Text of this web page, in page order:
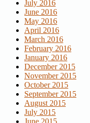
July 2016
June 2016
May 2016
April 2016
March 2016
February 2016
January 2016
December 2015
November 2015
October 2015
September 2015
August 2015
July 2015
June 2015